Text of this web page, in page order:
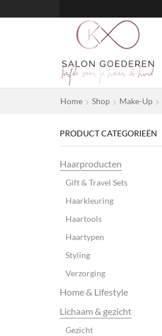
Home Shop Make-Up
PRODUCT CATEGORIEËN
Haarproducten
Gift & Travel Sets
Haarkleuring
Haartools
Haartypen
Styling
Verzorging
Home & Lifestyle
Lichaam & gezicht
Gezicht